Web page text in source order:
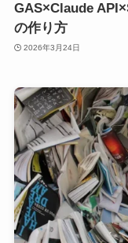
GAS×Claude
の作り方
2026年3月24日